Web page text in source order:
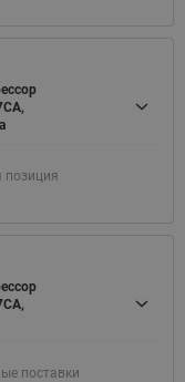
позиция
поставки